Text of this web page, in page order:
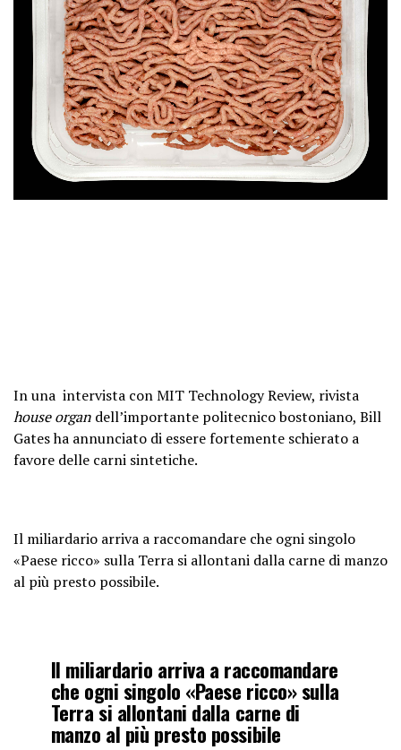
In una intervista con MIT Technology Review, rivista
house organ dell’importante politecnico bostoniano, Bill
Gates ha annunciato di essere fortemente schierato a
favore delle carni sintetiche.
Il miliardario arriva a raccomandare che ogni singolo
«Paese ricco» sulla Terra si allontani dalla carne di manzo
al più presto possibile.
Il miliardario arriva a raccomandare
che ogni singolo «Paese ricco» sulla
Terra si allontani dalla carne di
manzo al più presto possibile